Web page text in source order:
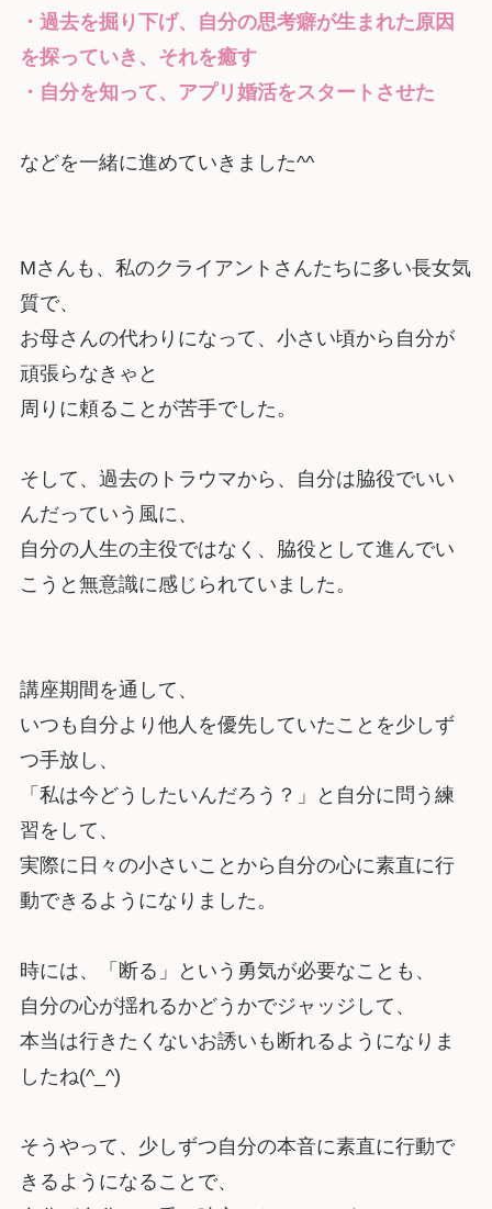
・過去を掘り下げ、自分の思考癖が生まれた原因
を探っていき、それを癒す
・自分を知って、アプリ婚活をスタートさせた
などを一緒に進めていきました^^
Mさんも、私のクライアントさんたちに多い長女気
質で、
お母さんの代わりになって、小さい頃から自分が
頑張らなきゃと
周りに頼ることが苦手でした。
そして、過去のトラウマから、自分は脇役でいい
んだっていう風に、
自分の人生の主役ではなく、脇役として進んでい
こうと無意識に感じられていました。
講座期間を通して、
いつも自分より他人を優先していたことを少しず
つ手放し、
「私は今どうしたいんだろう？」と自分に問う練
習をして、
実際に日々の小さいことから自分の心に素直に行
動できるようになりました。
時には、「断る」という勇気が必要なことも、
自分の心が揺れるかどうかでジャッジして、
本当は行きたくないお誘いも断れるようになりま
したね(^_^)
そうやって、少しずつ自分の本音に素直に行動で
きるようになることで、